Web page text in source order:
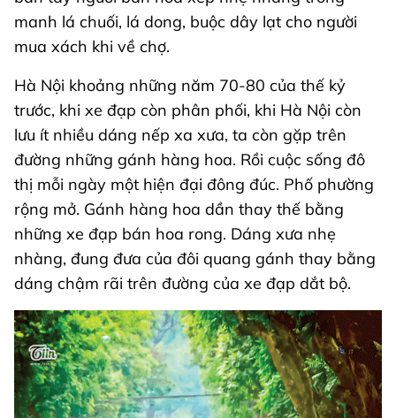
manh lá chuối, lá dong, buộc dây lạt cho người
mua xách khi về chợ.
Hà Nội khoảng những năm 70-80 của thế kỷ
trước, khi xe đạp còn phân phối, khi Hà Nội còn
lưu ít nhiều dáng nếp xa xưa, ta còn gặp trên
đường những gánh hàng hoa. Rồi cuộc sống đô
thị mỗi ngày một hiện đại đông đúc. Phố phường
rộng mở. Gánh hàng hoa dần thay thế bằng
những xe đạp bán hoa rong. Dáng xưa nhẹ
nhàng, đung đưa của đôi quang gánh thay bằng
dáng chậm rãi trên đường của xe đạp dắt bộ.